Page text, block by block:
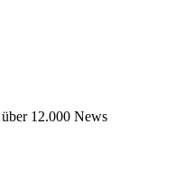
12.000 News